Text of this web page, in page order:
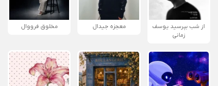
از شب بپرسید یوسف
زمانی
معجزه جیدال مخلوق فرووال